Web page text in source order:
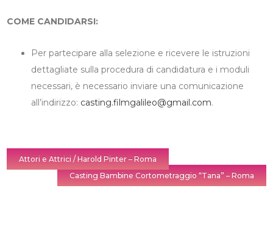
COME CANDIDARSI:
Per partecipare alla selezione e ricevere le istruzioni
dettagliate sulla procedura di candidatura e i moduli
necessari, è necessario inviare una comunicazione
all’indirizzo: casting.filmgalileo@gmail.com.
Attori e Attrici / Harold Pinter – Roma
Casting Bambine Cortometraggio “Tana” – Roma